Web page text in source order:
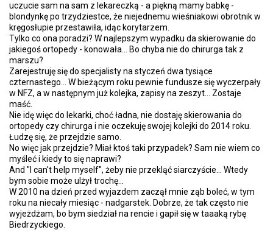
uczucie sam na sam z lekareczką - a piękną mamy babkę -
blondynkę po trzydziestce, że niejednemu wieśniakowi obrotnik w
kręgosłupie przestawiła, idąc korytarzem.
Tylko co ona poradzi? W najlepszym wypadku da skierowanie do
jakiegoś ortopedy - konowała... Bo chyba nie do chirurga tak z
marszu?
Zarejestruję się do specjalisty na styczeń dwa tysiące
czternastego... W bieżącym roku pewnie fundusze się wyczerpały
w NFZ, a w następnym już kolejka, zapisy na zeszyt... Zostaje
maść.
Nie idę więc do lekarki, choć ładna, nie dostaję skierowania do
ortopedy czy chirurga i nie oczekuję swojej kolejki do 2014 roku.
Łudzę się, że przejdzie samo.
No więc jak przejdzie? Miał ktoś taki przypadek? Sam nie wiem co
myśleć i kiedy to się naprawi?
And "I can't help myself", żeby nie przekląć siarczyście... Wtedy
bym sobie może ulżył trochę...
W 2010 na dzień przed wyjazdem zaczął mnie ząb boleć, w tym
roku na niecały miesiąc - nadgarstek. Dobrze, że tak często nie
wyjeżdżam, bo bym siedział na rencie i gapił się w taaaką rybę
Biedrzyckiego.